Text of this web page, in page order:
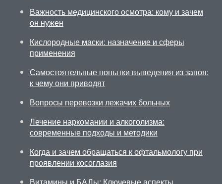
Важность медицинского осмотра: кому и зачем
он нужен
Кислородные маски: назначение и сферы
применения
Самостоятельные попытки выведения из запоя:
к чему они приводят
Вопросы перевозки лежачих больных
Лечение наркомании и алкоголизма:
современные подходы и методики
Когда и зачем обращаться к офтальмологу при
проявлении косоглазия